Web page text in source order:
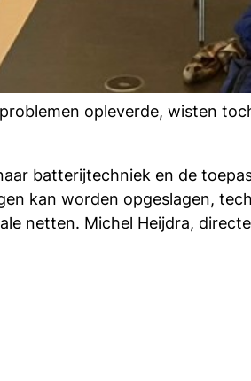
opleverde, wisten
batterijtechniek en de
kan worden opgeslagen,
netten. Michel Heijdra,